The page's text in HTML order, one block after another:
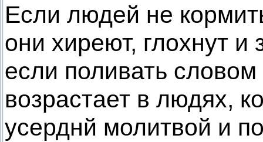
Если людей не
они хиреют, глохнут
если поливать словом
возрастает в людях,
усерднй молитвой и